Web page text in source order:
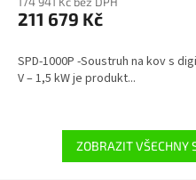
211 679 Kč
SPD-1000P -Soustruh na kov s
V – 1,5 kW je produkt...
ZOBRAZIT VŠECHNY